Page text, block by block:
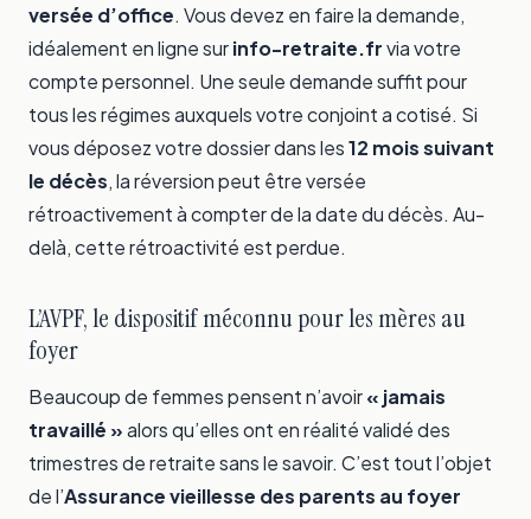
versée d’office. Vous devez en faire la demande,
idéalement en ligne surinfo-retraite.frvia votre
compte personnel. Une seule demande suffit pour
tous les régimes auxquels votre conjoint a cotisé. Si
vous déposez votre dossier dans les12 mois suivant
le décès, la réversion peut être versée
rétroactivement à compter de la date du décès. Au-
delà, cette rétroactivité est perdue.
L’AVPF, le dispositif méconnu pour les mères au
foyer
Beaucoup de femmes pensent n’avoir« jamais
travaillé »alors qu’elles ont en réalité validé des
trimestres de retraite sans le savoir. C’est tout l’objet
de l’Assurance vieillesse des parents au foyer